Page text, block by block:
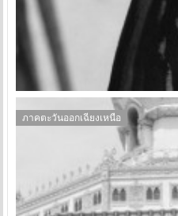
ภาคตะวันออกเฉียงเหนือ